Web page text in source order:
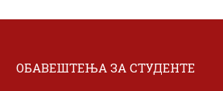
ОБАВЕШТЕЊА ЗА СТУДЕНТЕ